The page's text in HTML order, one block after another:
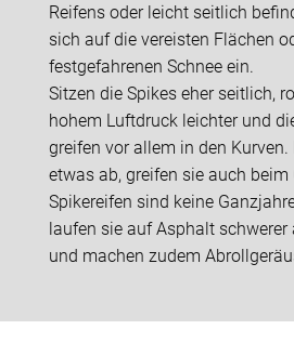
Reifens oder leicht seitlich
sich auf die vereisten Flächen
festgefahrenen Schnee ein.
Sitzen die Spikes eher seitlich,
hohem Luftdruck leichter und
greifen vor allem in den
etwas ab, greifen sie auch beim
Spikereifen sind keine
laufen sie auf Asphalt schwerer
und machen zudem